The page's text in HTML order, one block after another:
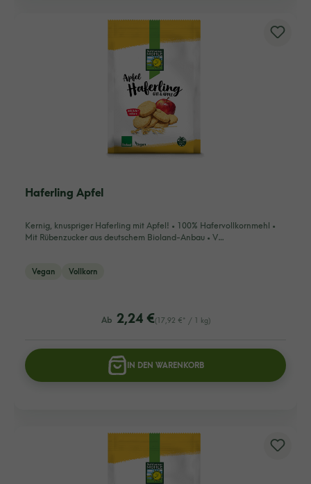
Haferling Apfel
Vegan Vollkorn
Kernig, knuspriger Haferling mit Apfel! • 100% Hafervollkornmehl •
Mit Rübenzucker aus deutschem Bioland-Anbau • V…
(17,92 €* / 1 kg)
listing.regularPriceLabel
Ab 2,24 €
IN DEN WARENKORB